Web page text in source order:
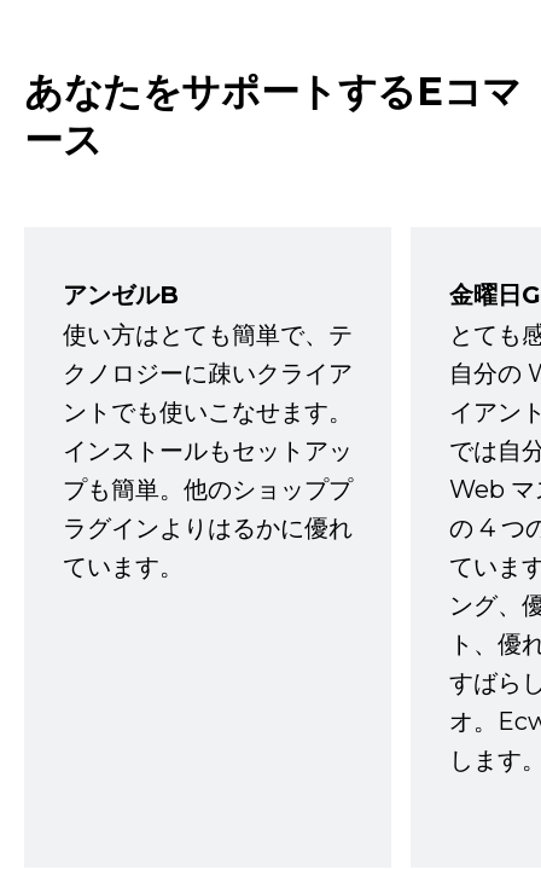
あなたをサポートするEコマ
ース
アンゼルB
使い方はとても簡単で、テ
クノロジーに疎いクライア
ントでも使いこなせます。
インストールもセットアッ
プも簡単。他のショッププ
ラグインよりはるかに優れ
ています。
金曜日G
とても
自分の
イアン
では自
Web マ
の 4 つ
ていま
ング、
ト、優
すばら
オ。
します